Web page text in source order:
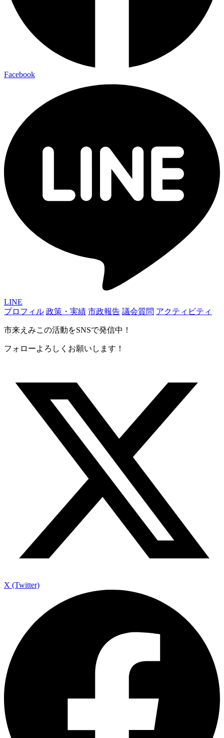
Facebook
LINE
プロフィル 政策・実績 市政報告 議会質問 アクティビティ
市来えみこの活動をSNSで発信中！
フォローよろしくお願いします！
X (Twitter)